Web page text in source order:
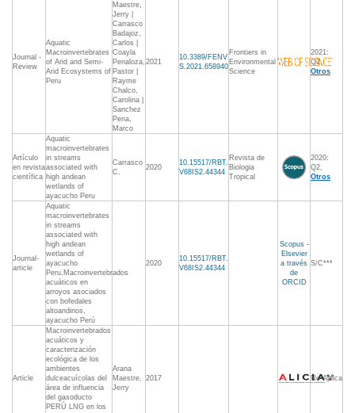
Journal -
Review
Aquatic
Macroinvertebrates
of Arid and Semi-
Arid Ecosystems of
Peru
Maestre,
Jerry |
Carrasco
Badajoz,
Carlos |
Coayla
Penaloza,
Pastor |
Rayme
Chalco,
Carolina |
Sanchez
Pena,
Marco
2021
10.3389/FENV
S.2021.658940
Frontiers in
Environmental
Science
2021:
Q2,
Otros
Artículo
en revista
científica
Aquatic
macroinvertebrates
in streams
associated with
high andean
wetlands of
ayacucho Peru
Carrasco
C.
2020
10.15517/RBT.
V68IS2.44344
Revista de
Biologia
Tropical
2020:
Q2,
Otros
Journal-
article
Aquatic
macroinvertebrates
in streams
associated with
high andean
wetlands of
ayacucho
Peru,Macroinvertebrados
acuáticos en
arroyos asociados
con bofedales
altoandinos,
ayacucho Perú
2020
10.15517/RBT.
V68IS2.44344
Scopus -
Elsevier
a través
de
ORCID
S/C***
Article
Macroinvertebrados
acuáticos y
caracterización
ecológica de los
ambientes
dulceacuícolas del
área de influencia
del gasoducto
PERÚ LNG en los
Arana
Maestre,
Jerry
2017 No Aplica